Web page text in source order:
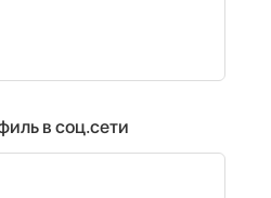
в соц.сети